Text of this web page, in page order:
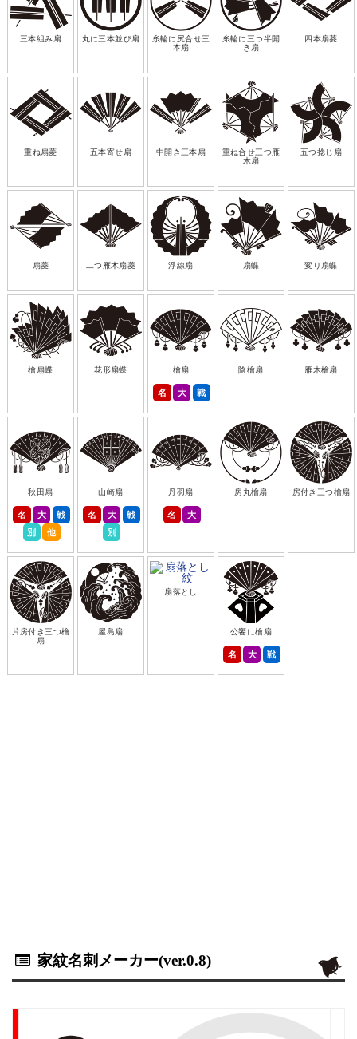
三本組み扇 丸に三本並び扇
糸輪に尻合せ三
本扇
糸輪に三つ半開
き扇
四本扇菱
重ね扇菱 五本寄せ扇 中開き三本扇
重ね合せ三つ雁
木扇
五つ捻じ扇
扇菱 二つ雁木扇菱 浮線扇 扇蝶 変り扇蝶
檜扇蝶 花形扇蝶 檜扇
名 大 戦
陰檜扇 雁木檜扇
秋田扇
名 大
戦
別
他
山崎扇
名 大
戦
別
丹羽扇
名 大
房丸檜扇 房付き三つ檜扇
片房付き三つ檜
扇
屋島扇
扇落とし
公饗に檜扇
名 大 戦
家紋名刺メーカー(ver.0.8)